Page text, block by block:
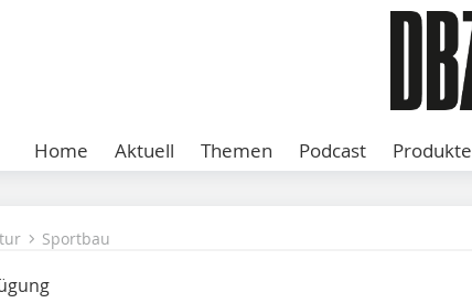
Home Aktuell Themen Podcast Produkte
Sportbau